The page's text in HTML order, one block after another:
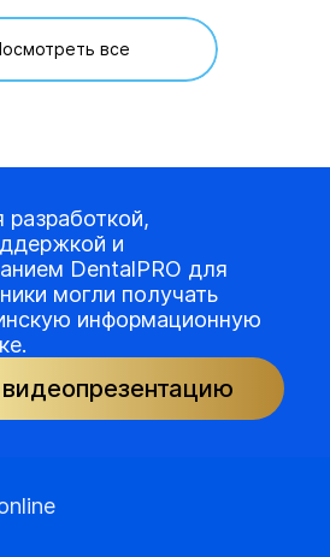
все
и
DentalPRO для
могли получать
информационную
видеопрезентацию